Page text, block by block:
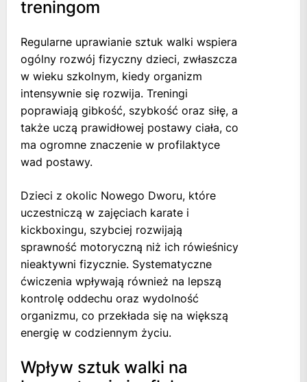
treningom
Regularne uprawianie sztuk walki wspiera
ogólny rozwój fizyczny dzieci, zwłaszcza
w wieku szkolnym, kiedy organizm
intensywnie się rozwija. Treningi
poprawiają gibkość, szybkość oraz siłę, a
także uczą prawidłowej postawy ciała, co
ma ogromne znaczenie w profilaktyce
wad postawy.
Dzieci z okolic Nowego Dworu, które
uczestniczą w zajęciach karate i
kickboxingu, szybciej rozwijają
sprawność motoryczną niż ich rówieśnicy
nieaktywni fizycznie. Systematyczne
ćwiczenia wpływają również na lepszą
kontrolę oddechu oraz wydolność
organizmu, co przekłada się na większą
energię w codziennym życiu.
Wpływ sztuk walki na